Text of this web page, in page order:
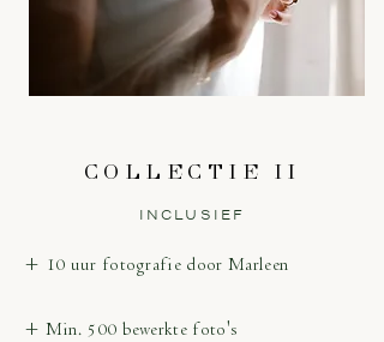
COLLECTIE II
INCLUSIEF
+ 10 uur fotografie door Marleen
+ Min. 500 bewerkte foto's